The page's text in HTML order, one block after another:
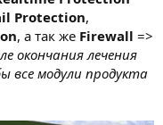
Protection,
, а так же Firewall =>
окончания лечения
все модули продукта